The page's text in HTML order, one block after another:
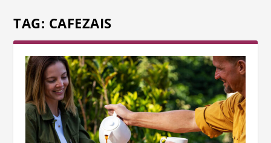
TAG: CAFEZAIS